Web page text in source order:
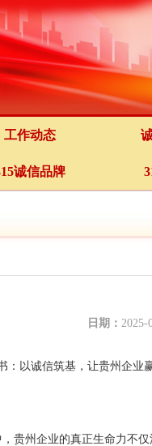
工作动态
诚信品牌
日期： 2025-
：以诚信筑基，让贵州企业
贵州企业的真正生命力不